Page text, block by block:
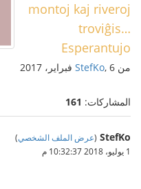
montoj kaj riveroj
troviĝis…
Esperantujo
من StefKo, 6 فبراير، 2017
المشاركات: 161
StefKo
(عرض الملف الشخصي)
1 يوليو، 2018 10:32:37 م